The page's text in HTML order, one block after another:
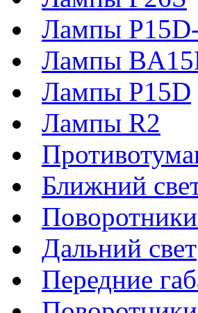
Лампы
Лампы
Лампы P15D
Лампы R2
Ближний
Дальний свет
Передние